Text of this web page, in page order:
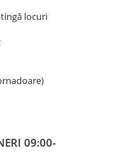
locuri
09:00-